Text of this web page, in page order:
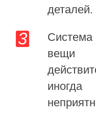
деталей.
вещи